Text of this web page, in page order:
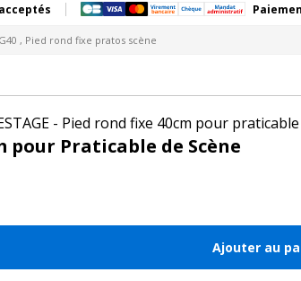
, Pied rond fixe pratos scène
- Pied rond fixe 40cm pour praticable
pour Praticable de Scène
Ajouter au